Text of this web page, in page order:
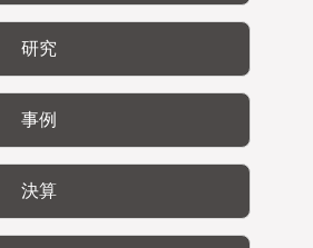
研究
事例
決算